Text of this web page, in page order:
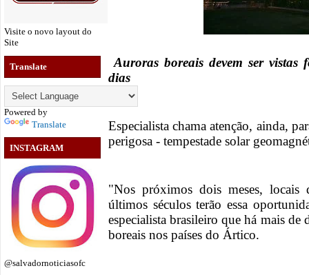
Visite o novo layout do
Site
Translate
Powered by
Translate
INSTAGRAM
@salvadornoticiasofc
Auroras boreais devem ser
dias
Especialista chama atenção, ainda,
perigosa - tempestade solar
"Nos próximos dois meses,
últimos séculos terão essa
especialista brasileiro que há mais de
boreais nos países do Ártico.